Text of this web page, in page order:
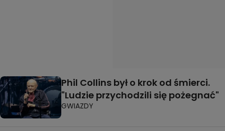
Phil Collins był o krok od śmierci.
"Ludzie przychodzili się pożegnać"
GWIAZDY